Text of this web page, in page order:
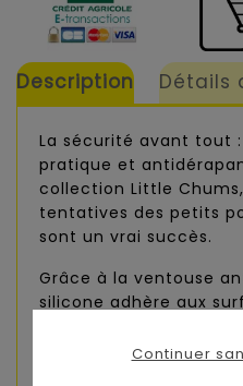
Continuer
Description Détails
La sécurité avant tout
pratique et
collection Little
tentatives des petits
sont un vrai succès.
Grâce à la ventouse
silicone adhère aux
bouillie ou le musli